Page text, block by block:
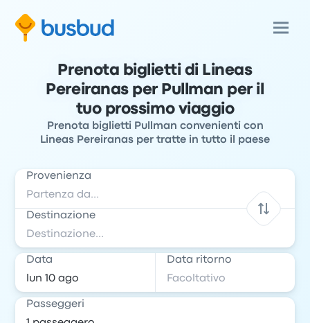
Prenota biglietti di Lineas
Pereiranas per Pullman per il
tuo prossimo viaggio
Prenota biglietti Pullman convenienti con
Lineas Pereiranas per tratte in tutto il paese
Provenienza
Destinazione
Data Data ritorno
Passeggeri